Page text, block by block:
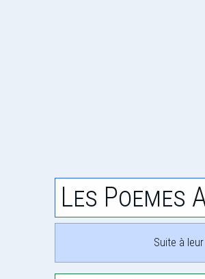
Les Poemes
Suite à leur